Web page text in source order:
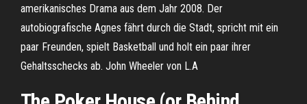
amerikanisches Drama aus dem Jahr 2008. Der
autobiografische Agnes fährt durch die Stadt, spricht mit ein
paar Freunden, spielt Basketball und holt ein paar ihrer
Gehaltsschecks ab. John Wheeler von L.A